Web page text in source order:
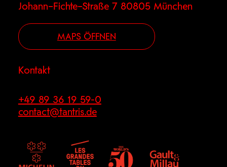
Johann–Fichte–Straße 7 80805 München
MAPS ÖFFNEN
Kontakt
+49 89 36 19 59-0
contact@tantris.de